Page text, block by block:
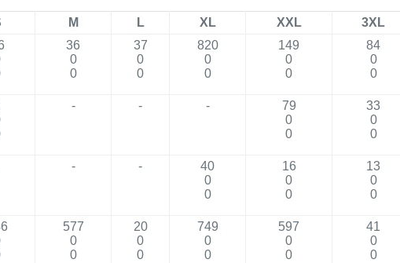
M L XL XXL
3XL
36
0
0
37
0
0
820
0
0
149
0
0
84
0
0
- - -
79
0
0
33
0
0
- -
40
0
0
16
0
0
13
0
0
577
0
0
20
0
0
749
0
0
597
0
0
41
0
0